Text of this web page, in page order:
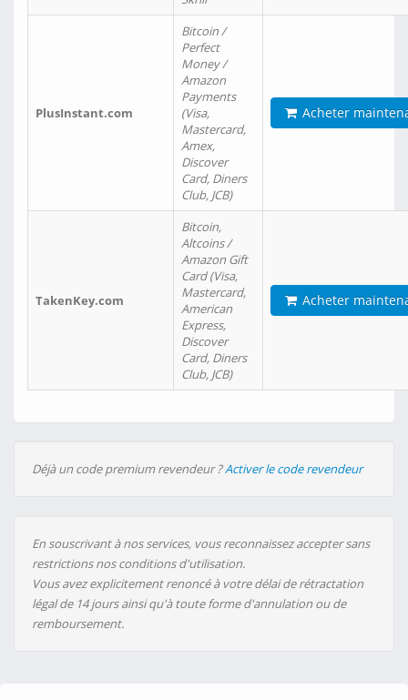
PlusInstant.com
Bitcoin /
Perfect
Money /
Amazon
Payments
(Visa,
Mastercard,
Amex,
Discover
Card, Diners
Club, JCB)
Acheter
TakenKey.com
Bitcoin,
Altcoins /
Amazon Gift
Card (Visa,
Mastercard,
American
Express,
Discover
Card, Diners
Club, JCB)
Acheter
Déjà un code premium revendeur ?Activer le code revendeur
En souscrivant à nos services, vous reconnaissez accepter sans
restrictions nos conditions d'utilisation.
Vous avez explicitement renoncé à votre délai de rétractation
légal de 14 jours ainsi qu'à toute forme d'annulation ou de
remboursement.